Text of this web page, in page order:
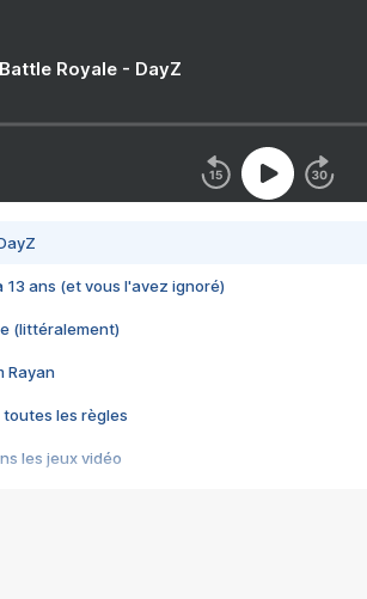
Royale - DayZ
13 ans (et vous l'avez ignoré)
(littéralement)
Rayan
toutes les règles
les jeux vidéo